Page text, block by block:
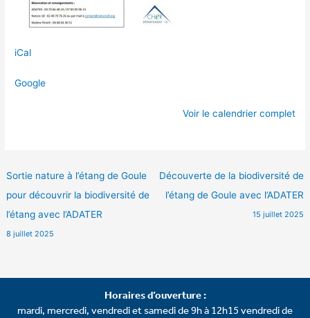
iCal
Google
Voir le calendrier complet
Sortie nature à l’étang de Goule
pour découvrir la biodiversité de
l’étang avec l’ADATER
8 juillet 2025
Découverte de la biodiversité de
l’étang de Goule avec l’ADATER
15 juillet 2025
Horaires d’ouverture :
mardi, mercredi, vendredi et samedi de 9h à 12h15 vendredi de